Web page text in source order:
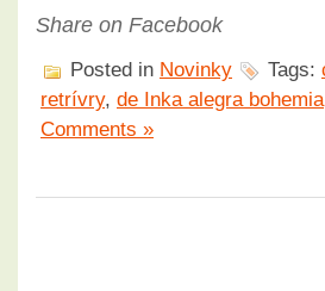
Share on Facebook
Posted in Novinky Tags:
retrívry, de Inka alegra bohemia
Comments »